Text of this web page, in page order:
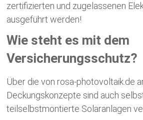
zertifizierten und zugelassenen
ausgeführt werden!
Wie steht es mit dem
Versicherungsschutz?
Über die von rosa-photovoltaik.de
Deckungskonzepte sind auch
teilselbstmontierte Solaranlagen